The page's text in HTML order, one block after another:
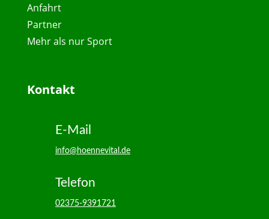
Anfahrt
Partner
Mehr als nur Sport
Kontakt
E-Mail
info@hoennevital.de
Telefon
02375-9391721